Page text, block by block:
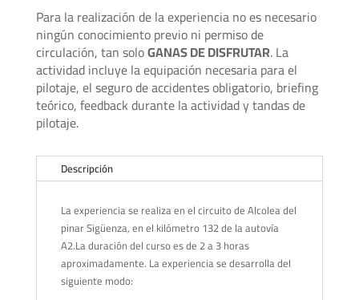
Para la realización de la experiencia no es necesario
ningún conocimiento previo ni permiso de
circulación, tan soloGANAS DE DISFRUTAR. La
actividad incluye la equipación necesaria para el
pilotaje, el seguro de accidentes obligatorio, briefing
teórico, feedback durante la actividad y tandas de
pilotaje.
Descripción
La experiencia se realiza en el circuito de Alcolea del
pinar Sigüenza, en el kilómetro 132 de la autovía
A2.La duración del curso es de 2 a 3 horas
aproximadamente. La experiencia se desarrolla del
siguiente modo: